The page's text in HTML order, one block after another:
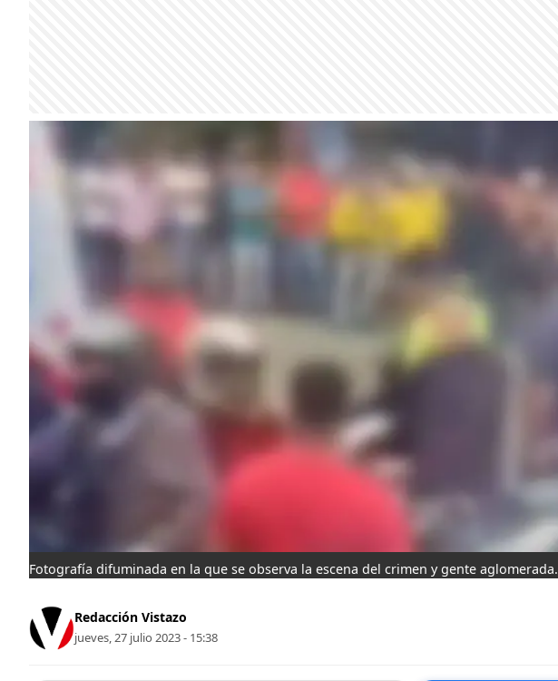
Fotografía difuminada en la que se observa la escena del crimen y gente aglomerada.
Redacción Vistazo
jueves, 27 julio 2023 - 15:38